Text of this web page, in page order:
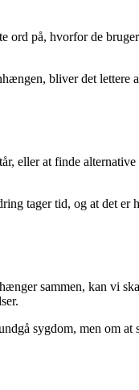
ord på, hvorfor de
bliver det lettere
at finde alternative
tager tid, og at det er
sammen, kan vi
sygdom, men om at